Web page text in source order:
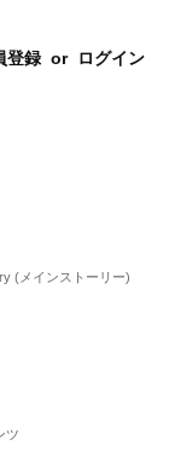
登録 or ログイン
(メインストーリー)
ツ